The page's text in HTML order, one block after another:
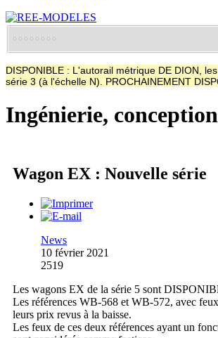
DISPONIBLE : L'autorail métrique DE DION,
série 3 (à l'échelle N). PROCHAINEMENT
Ingénierie,
Wagon EX : Nouvelle série
News
10 février 2021
2519
Les wagons EX de la série 5 sont
Les références WB-568 et WB-572, avec
leurs prix revus à la baisse.
Les feux de ces deux références ayant un